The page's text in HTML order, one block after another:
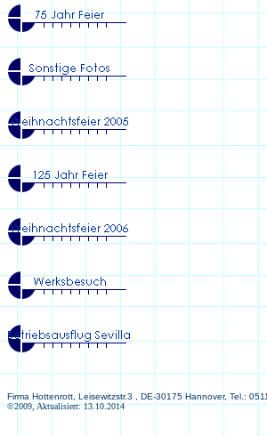
Firma Hottenrott, Leisewitzstr.3 , DE-30175 Hannover, Tel.:
©2009, Aktualisiert: 13.10.2014